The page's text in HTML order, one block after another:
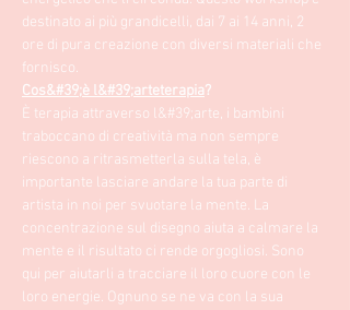
destinato ai più grandicelli, dai 7 ai 14 anni, 2
ore di pura creazione con diversi materiali che
fornisco.
Cos&#39;è l&#39;arteterapia?
È terapia attraverso l&#39;arte, i bambini
traboccano di creatività ma non sempre
riescono a ritrasmetterla sulla tela, è
importante lasciare andare la tua parte di
artista in noi per svuotare la mente. La
concentrazione sul disegno aiuta a calmare la
mente e il risultato ci rende orgogliosi. Sono
qui per aiutarli a tracciare il loro cuore con le
loro energie. Ognuno se ne va con la sua